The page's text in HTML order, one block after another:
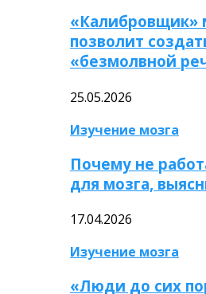
«Калибровщик»
позволит
«безмолвной
25.05.2026
Изучение мозга
Почему не
для мозга,
17.04.2026
Изучение мозга
«Люди до сих